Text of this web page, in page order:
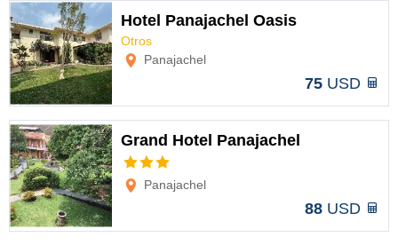
Hotel Panajachel Oasis
Otros
Panajachel
75 USD
Grand Hotel Panajachel
Panajachel
88 USD